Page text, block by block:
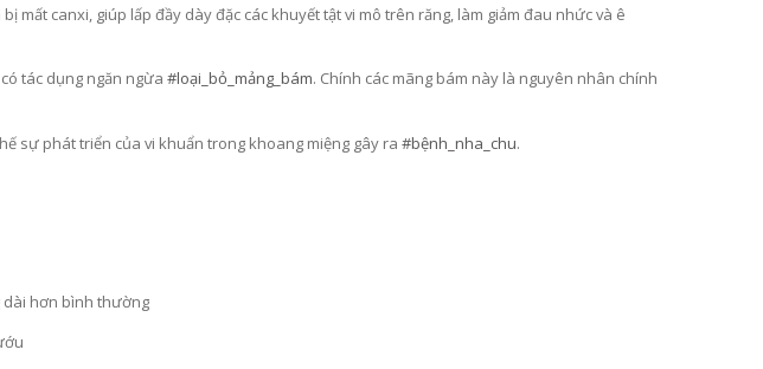
mất canxi, giúp lấp đầy dày đặc các khuyết tật vi mô trên răng, làm giảm đau nhức và ê
có tác dụng ngăn ngừa #loại_bỏ_mảng_bám. Chính các mãng bám này là nguyên nhân chính
sự phát triển của vi khuẩn trong khoang miệng gây ra #bệnh_nha_chu.
dài hơn bình thường
1.125.000₫
889.000₫